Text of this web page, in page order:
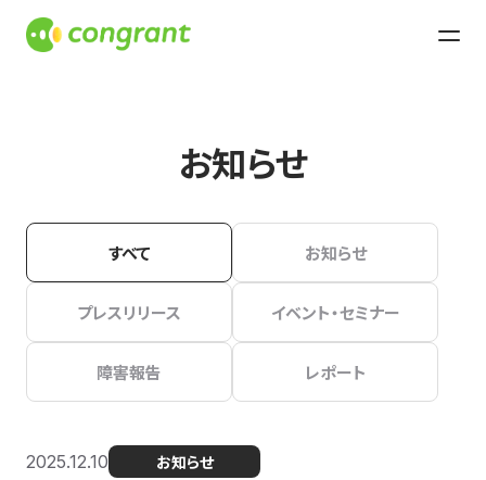
お知らせ
すべて お知らせ
プレスリリース イベント・セミナー
障害報告 レポート
2025.12.10 お知らせ